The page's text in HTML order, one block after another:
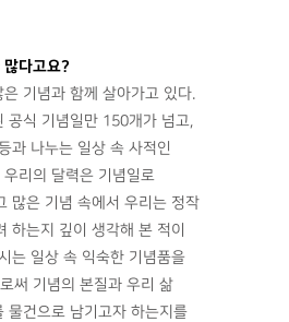
많다고요?
기념과 함께 살아가고 있다.
공식 기념일만 150개가 넘고,
과 나누는 일상 속 사적인
리의 달력은 기념일로
많은 기념 속에서 우리는 정작
하는지 깊이 생각해 본 적이
는 일상 속 익숙한 기념품을
써 기념의 본질과 우리 삶
물건으로 남기고자 하는지를